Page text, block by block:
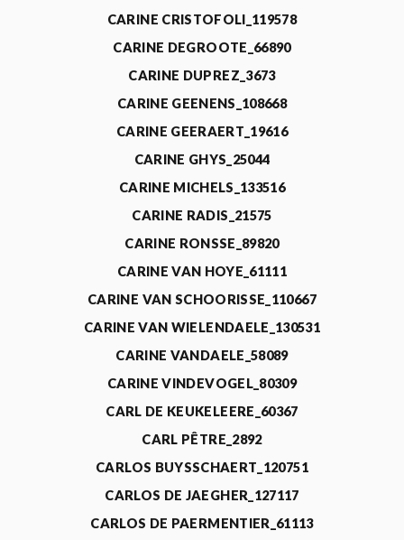
CARINE CRISTOFOLI_119578
CARINE DEGROOTE_66890
CARINE DUPREZ_3673
CARINE GEENENS_108668
CARINE GEERAERT_19616
CARINE GHYS_25044
CARINE MICHELS_133516
CARINE RADIS_21575
CARINE RONSSE_89820
CARINE VAN HOYE_61111
CARINE VAN SCHOORISSE_110667
CARINE VAN WIELENDAELE_130531
CARINE VANDAELE_58089
CARINE VINDEVOGEL_80309
CARL DE KEUKELEERE_60367
CARL PÊTRE_2892
CARLOS BUYSSCHAERT_120751
CARLOS DE JAEGHER_127117
CARLOS DE PAERMENTIER_61113